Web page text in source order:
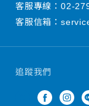
追蹤我們
客服專線： 02-
客服信箱：